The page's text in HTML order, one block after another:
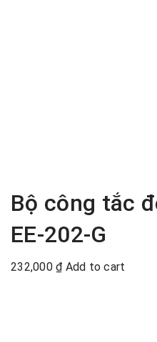
Bộ công tắc
EE-202-G
232,000 ₫ Add to cart